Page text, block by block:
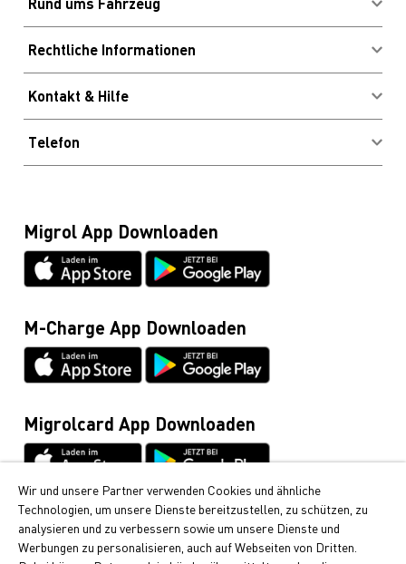
Energieberatung
Standorte & Öffnungszeiten
Pneuofferte
Profitieren & Sparen
Rechtliche Informationen
AGB
Kontakt & Hilfe
Häufig gestellte Fragen
Glossar
Netiquette
Datenblätter & Anleitungen
Telefon
Migrolcard
0844 03 03 03
Cumulus-Infoline
Allgemeine Anfragen / Rund ums Fahrzeug
044 495 11 11
Migrol App Downloaden
M-Charge App Downloaden
Migrolcard App Downloaden
Cumulus
Bei Migrol erhalten Sie die beliebten Cumulus-Punkte.
Erfahren Sie hier, wie Sie Cumulus-Punkte sammeln
Wir und unsere Partner verwenden Cookies und ähnliche
Technologien, um unsere Dienste bereitzustellen, zu schützen, zu
analysieren und zu verbessern sowie um unsere Dienste und
Werbungen zu personalisieren, auch auf Webseiten von Dritten.